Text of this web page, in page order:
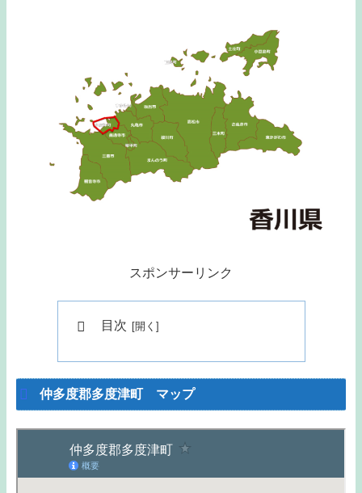
スポンサーリンク
目次
仲多度郡多度津町 マップ